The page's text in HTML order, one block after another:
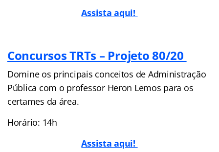
Assista aqui!
Concursos TRTs – Projeto 80/20
Domine os principais conceitos de Administração
Pública com o professor Heron Lemos para os
certames da área.
Horário: 14h
Assista aqui!